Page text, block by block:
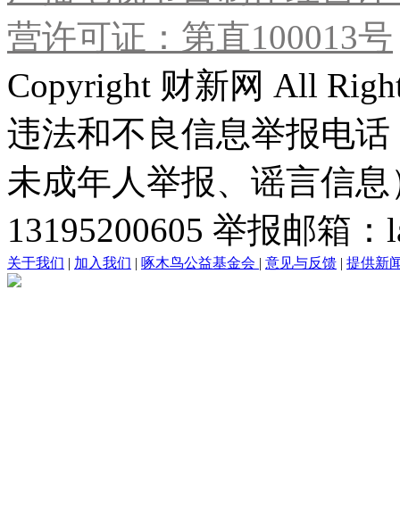
营许可证：第直100013号
Copyright 财新网 All
违法和不良信息举报电
未成年人举报、谣言信
13195200605 举报邮箱
关于我们 | 加入我们 | 啄木鸟公益基金会 | 意见与反馈 | 提供新